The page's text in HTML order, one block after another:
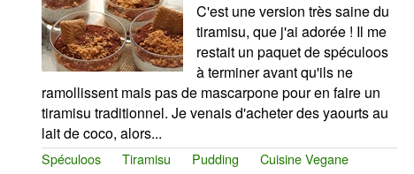
C'est une version très saine du
tiramisu, que j'ai adorée ! Il me
restait un paquet de spéculoos
à terminer avant qu'ils ne
ramollissent mais pas de mascarpone pour en faire un
tiramisu traditionnel. Je venais d'acheter des yaourts au
lait de coco, alors...
Spéculoos Tiramisu Pudding Cuisine Vegane